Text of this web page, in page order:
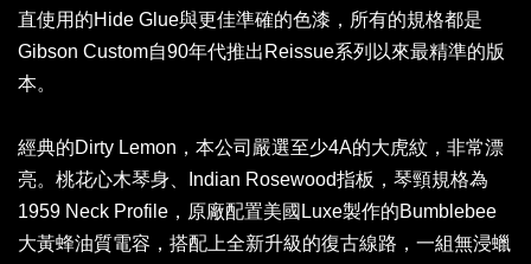
直使用的Hide Glue與更佳準確的色漆，所有的規格都是
Gibson Custom自90年代推出Reissue系列以來最精準的版
本。
經典的Dirty Lemon，本公司嚴選至少4A的大虎紋，非常漂
亮。桃花心木琴身、Indian Rosewood指板，琴頸規格為
1959 Neck Profile，原廠配置美國Luxe製作的Bumblebee
大黃蜂油質電容，搭配上全新升級的復古線路，一組無浸蠟